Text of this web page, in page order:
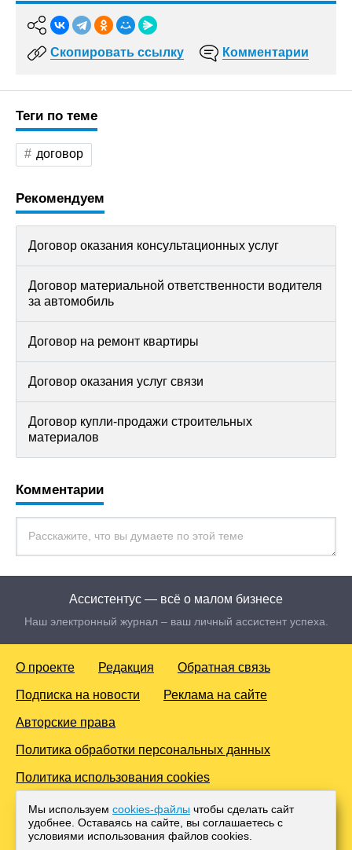
Скопировать ссылку Комментарии
Теги по теме
договор
Рекомендуем
Договор оказания консультационных услуг
Договор материальной ответственности водителя
за автомобиль
Договор на ремонт квартиры
Договор оказания услуг связи
Договор купли-продажи строительных
материалов
Комментарии
Ассистентус — всё о малом бизнесе
Наш электронный журнал – ваш личный ассистент успеха.
О проекте Редакция Обратная связь
Подписка на новости Реклама на сайте
Авторские права
Политика обработки персональных данных
Политика использования cookies
© 2016-2026 Все права защищены. Для лиц старше 18 лет.
Любое копирование материалов и тиражирование в сети
Интернет, либо печатных изданиях без согласования с
Администрацией проекта, преследуется законом.
Мы используем cookies-файлы чтобы сделать сайт
удобнее. Оставаясь на сайте, вы соглашаетесь с
условиями использования файлов cооkies.